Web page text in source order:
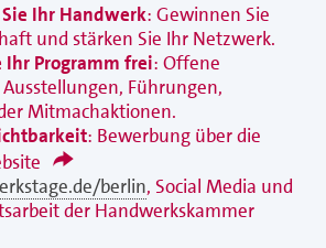
Ihr Handwerk: Gewinnen Sie
und stärken Sie Ihr Netzwerk.
Ihr Programm frei: Offene
Führungen,
Mitmachaktionen.
: Bewerbung über die
berlin, Social Media und
der Handwerkskammer